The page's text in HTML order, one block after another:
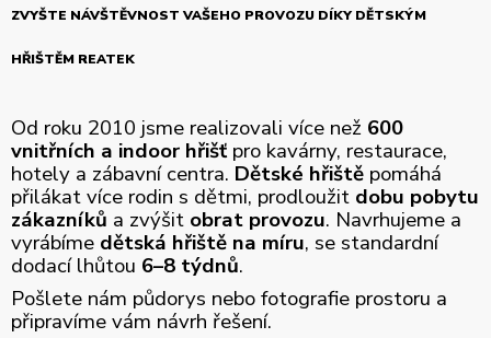
ZVYŠTE NÁVŠTĚVNOST VAŠEHO PROVOZU DÍKY DĚTSKÝM
HŘIŠTĚM REATEK
Od roku 2010 jsme realizovali více než 600
vnitřních a indoor hřišťpro kavárny, restaurace,
hotely a zábavní centra. Dětské hřiště pomáhá
přilákat více rodin s dětmi, prodloužit dobu pobytu
zákazníků a zvýšit obrat provozu. Navrhujeme a
vyrábíme dětská hřiště na míru, se standardní
dodací lhůtou 6–8 týdnů.
Pošlete nám půdorys nebo fotografie prostoru a
připravíme vám návrh řešení.